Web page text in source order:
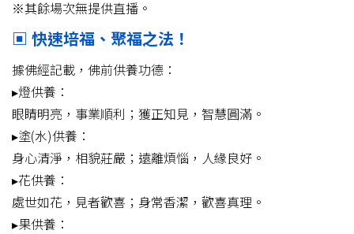
※其餘場次無提供直播。
▣ 快速培福、聚福之法！
據佛經記載，佛前供養功德：
▸燈供養：
眼睛明亮，事業順利；獲正知見，智慧圓滿。
▸塗(水)供養：
身心清淨，相貌莊嚴；遠離煩惱，人緣良好。
▸花供養：
處世如花，見者歡喜；身常香潔，歡喜真理。
▸果供養：